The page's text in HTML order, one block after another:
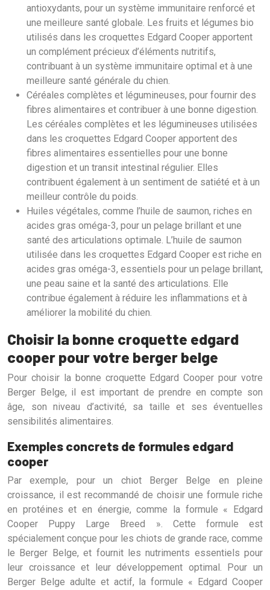
antioxydants, pour un système immunitaire renforcé et
une meilleure santé globale. Les fruits et légumes bio
utilisés dans les croquettes Edgard Cooper apportent
un complément précieux d’éléments nutritifs,
contribuant à un système immunitaire optimal et à une
meilleure santé générale du chien.
Céréales complètes et légumineuses, pour fournir des
fibres alimentaires et contribuer à une bonne digestion.
Les céréales complètes et les légumineuses utilisées
dans les croquettes Edgard Cooper apportent des
fibres alimentaires essentielles pour une bonne
digestion et un transit intestinal régulier. Elles
contribuent également à un sentiment de satiété et à un
meilleur contrôle du poids.
Huiles végétales, comme l’huile de saumon, riches en
acides gras oméga-3, pour un pelage brillant et une
santé des articulations optimale. L’huile de saumon
utilisée dans les croquettes Edgard Cooper est riche en
acides gras oméga-3, essentiels pour un pelage brillant,
une peau saine et la santé des articulations. Elle
contribue également à réduire les inflammations et à
améliorer la mobilité du chien.
Choisir la bonne croquette edgard
cooper pour votre berger belge
Pour choisir la bonne croquette Edgard Cooper pour votre
Berger Belge, il est important de prendre en compte son
âge, son niveau d’activité, sa taille et ses éventuelles
sensibilités alimentaires.
Exemples concrets de formules edgard
cooper
Par exemple, pour un chiot Berger Belge en pleine
croissance, il est recommandé de choisir une formule riche
en protéines et en énergie, comme la formule « Edgard
Cooper Puppy Large Breed ». Cette formule est
spécialement conçue pour les chiots de grande race, comme
le Berger Belge, et fournit les nutriments essentiels pour
leur croissance et leur développement optimal. Pour un
Berger Belge adulte et actif, la formule « Edgard Cooper